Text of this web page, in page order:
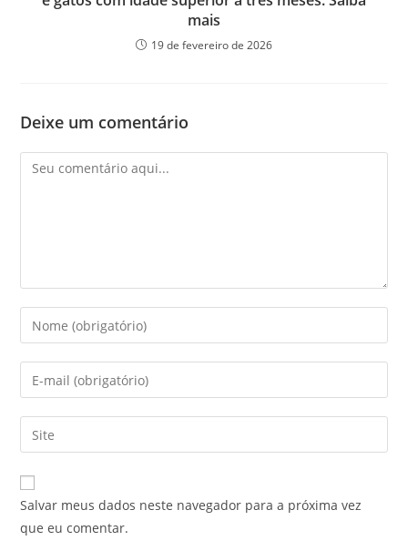
mais
19 de fevereiro de 2026
Deixe um comentário
Comentário
Digite
seu
nome
ou
de
usuário
para
comentar
Digite
seu
endereço
de
mail
para
comentar
Digite
o
URL
do
site
Salvar meus dados neste navegador para a próxima vez
que eu comentar.